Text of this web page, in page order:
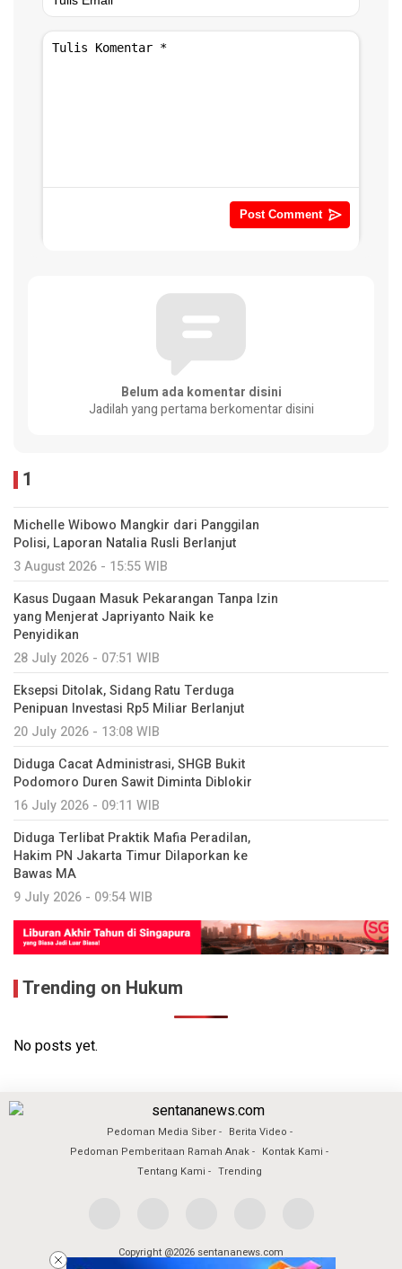
Belum ada komentar disini
Jadilah yang pertama berkomentar disini
1
Michelle Wibowo Mangkir dari Panggilan
Polisi, Laporan Natalia Rusli Berlanjut
3 August 2026 - 15:55 WIB
Kasus Dugaan Masuk Pekarangan Tanpa Izin
yang Menjerat Japriyanto Naik ke
Penyidikan
28 July 2026 - 07:51 WIB
Eksepsi Ditolak, Sidang Ratu Terduga
Penipuan Investasi Rp5 Miliar Berlanjut
20 July 2026 - 13:08 WIB
Diduga Cacat Administrasi, SHGB Bukit
Podomoro Duren Sawit Diminta Diblokir
16 July 2026 - 09:11 WIB
Diduga Terlibat Praktik Mafia Peradilan,
Hakim PN Jakarta Timur Dilaporkan ke
Bawas MA
9 July 2026 - 09:54 WIB
Trending on Hukum
No posts yet.
Pedoman Media Siber
Berita Video
Pedoman Pemberitaan Ramah Anak
Kontak Kami
Tentang Kami
Trending
Copyright @2026 sentananews.com